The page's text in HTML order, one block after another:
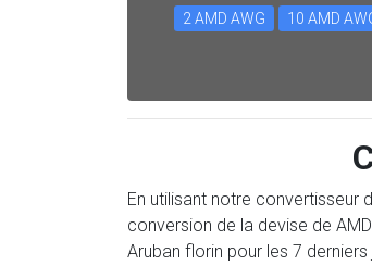
2 AMD AWG 10 AMD
En utilisant notre convertisseur
conversion de la devise de
Aruban florin pour les 7